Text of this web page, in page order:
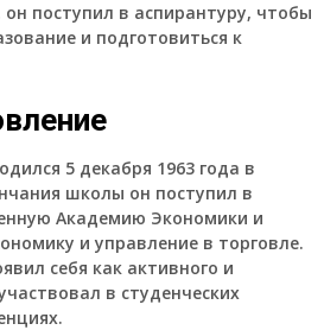
поступил в аспирантуру, чтобы
и подготовиться к
5 декабря 1963 года в
школы он поступил в
Академию Экономики и
и управление в торговле.
себя как активного и
в студенческих